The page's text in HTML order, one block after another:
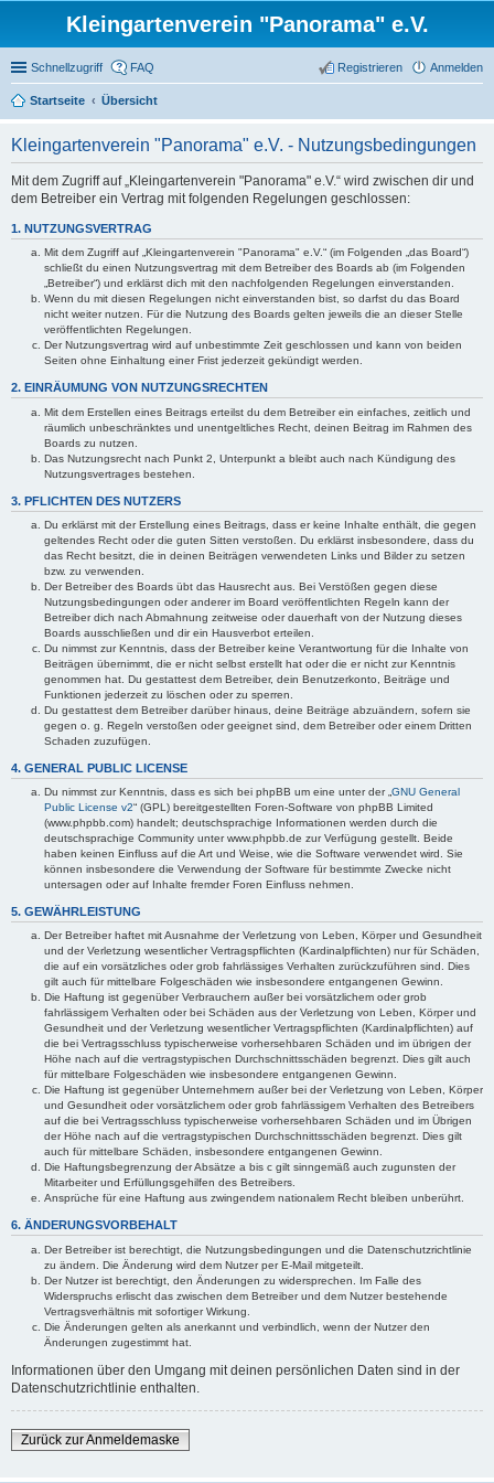
Kleingartenverein "Panorama" e.V.
Schnellzugriff FAQ Anmelden
Registrieren
Startseite Übersicht
Kleingartenverein "Panorama" e.V. - Nutzungsbedingungen
Mit dem Zugriff auf „Kleingartenverein "Panorama" e.V.“ wird zwischen dir und
dem Betreiber ein Vertrag mit folgenden Regelungen geschlossen:
1. NUTZUNGSVERTRAG
Mit dem Zugriff auf „Kleingartenverein "Panorama" e.V.“ (im Folgenden „das Board“)
schließt du einen Nutzungsvertrag mit dem Betreiber des Boards ab (im Folgenden
„Betreiber“) und erklärst dich mit den nachfolgenden Regelungen einverstanden.
Wenn du mit diesen Regelungen nicht einverstanden bist, so darfst du das Board
nicht weiter nutzen. Für die Nutzung des Boards gelten jeweils die an dieser Stelle
veröffentlichten Regelungen.
Der Nutzungsvertrag wird auf unbestimmte Zeit geschlossen und kann von beiden
Seiten ohne Einhaltung einer Frist jederzeit gekündigt werden.
2. EINRÄUMUNG VON NUTZUNGSRECHTEN
Mit dem Erstellen eines Beitrags erteilst du dem Betreiber ein einfaches, zeitlich und
räumlich unbeschränktes und unentgeltliches Recht, deinen Beitrag im Rahmen des
Boards zu nutzen.
Das Nutzungsrecht nach Punkt 2, Unterpunkt a bleibt auch nach Kündigung des
Nutzungsvertrages bestehen.
3. PFLICHTEN DES NUTZERS
Du erklärst mit der Erstellung eines Beitrags, dass er keine Inhalte enthält, die gegen
geltendes Recht oder die guten Sitten verstoßen. Du erklärst insbesondere, dass du
das Recht besitzt, die in deinen Beiträgen verwendeten Links und Bilder zu setzen
bzw. zu verwenden.
Der Betreiber des Boards übt das Hausrecht aus. Bei Verstößen gegen diese
Nutzungsbedingungen oder anderer im Board veröffentlichten Regeln kann der
Betreiber dich nach Abmahnung zeitweise oder dauerhaft von der Nutzung dieses
Boards ausschließen und dir ein Hausverbot erteilen.
Du nimmst zur Kenntnis, dass der Betreiber keine Verantwortung für die Inhalte von
Beiträgen übernimmt, die er nicht selbst erstellt hat oder die er nicht zur Kenntnis
genommen hat. Du gestattest dem Betreiber, dein Benutzerkonto, Beiträge und
Funktionen jederzeit zu löschen oder zu sperren.
Du gestattest dem Betreiber darüber hinaus, deine Beiträge abzuändern, sofern sie
gegen o. g. Regeln verstoßen oder geeignet sind, dem Betreiber oder einem Dritten
Schaden zuzufügen.
4. GENERAL PUBLIC LICENSE
Du nimmst zur Kenntnis, dass es sich bei phpBB um eine unter der „ GNU General
Public License v2“ (GPL) bereitgestellten Foren-Software von phpBB Limited
(www.phpbb.com) handelt; deutschsprachige Informationen werden durch die
deutschsprachige Community unter www.phpbb.de zur Verfügung gestellt. Beide
haben keinen Einfluss auf die Art und Weise, wie die Software verwendet wird. Sie
können insbesondere die Verwendung der Software für bestimmte Zwecke nicht
untersagen oder auf Inhalte fremder Foren Einfluss nehmen.
5. GEWÄHRLEISTUNG
Der Betreiber haftet mit Ausnahme der Verletzung von Leben, Körper und Gesundheit
und der Verletzung wesentlicher Vertragspflichten (Kardinalpflichten) nur für Schäden,
die auf ein vorsätzliches oder grob fahrlässiges Verhalten zurückzuführen sind. Dies
gilt auch für mittelbare Folgeschäden wie insbesondere entgangenen Gewinn.
Die Haftung ist gegenüber Verbrauchern außer bei vorsätzlichem oder grob
fahrlässigem Verhalten oder bei Schäden aus der Verletzung von Leben, Körper und
Gesundheit und der Verletzung wesentlicher Vertragspflichten (Kardinalpflichten) auf
die bei Vertragsschluss typischerweise vorhersehbaren Schäden und im übrigen der
Höhe nach auf die vertragstypischen Durchschnittsschäden begrenzt. Dies gilt auch
für mittelbare Folgeschäden wie insbesondere entgangenen Gewinn.
Die Haftung ist gegenüber Unternehmern außer bei der Verletzung von Leben, Körper
und Gesundheit oder vorsätzlichem oder grob fahrlässigem Verhalten des Betreibers
auf die bei Vertragsschluss typischerweise vorhersehbaren Schäden und im Übrigen
der Höhe nach auf die vertragstypischen Durchschnittsschäden begrenzt. Dies gilt
auch für mittelbare Schäden, insbesondere entgangenen Gewinn.
Die Haftungsbegrenzung der Absätze a bis c gilt sinngemäß auch zugunsten der
Mitarbeiter und Erfüllungsgehilfen des Betreibers.
Ansprüche für eine Haftung aus zwingendem nationalem Recht bleiben unberührt.
6. ÄNDERUNGSVORBEHALT
Der Betreiber ist berechtigt, die Nutzungsbedingungen und die Datenschutzrichtlinie
zu ändern. Die Änderung wird dem Nutzer per E-Mail mitgeteilt.
Der Nutzer ist berechtigt, den Änderungen zu widersprechen. Im Falle des
Widerspruchs erlischt das zwischen dem Betreiber und dem Nutzer bestehende
Vertragsverhältnis mit sofortiger Wirkung.
Die Änderungen gelten als anerkannt und verbindlich, wenn der Nutzer den
Änderungen zugestimmt hat.
Informationen über den Umgang mit deinen persönlichen Daten sind in der
Datenschutzrichtlinie enthalten.
Zurück zur Anmeldemaske